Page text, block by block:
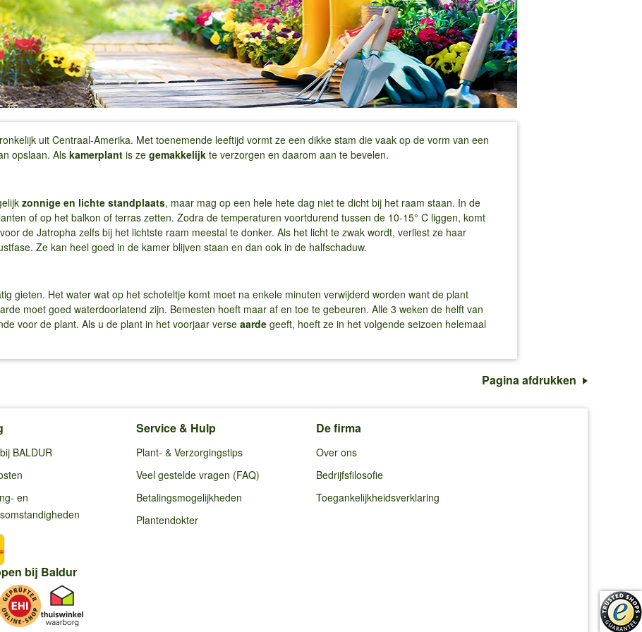
uit Centraal-Amerika. Met toenemende leeftijd vormt ze een dikke stam die vaak op de vorm van een
opslaan. Alskamerplantis ze gemakkelijkte verzorgen en daarom aan te bevelen.
zonnige en lichte standplaats, maar mag op een hele hete dag niet te dicht bij het raam staan. In de
of op het balkon of terras zetten. Zodra de temperaturen voortdurend tussen de 10-15° C liggen, komt
de Jatropha zelfs bij het lichtste raam meestal te donker. Als het licht te zwak wordt, verliest ze haar
Ze kan heel goed in de kamer blijven staan en dan ook in de halfschaduw.
gieten. Het water wat op het schoteltje komt moet na enkele minuten verwijderd worden want de plant
moet goed waterdoorlatend zijn. Bemesten hoeft maar af en toe te gebeuren. Alle 3 weken de helft van
voor de plant. Als u de plant in het voorjaar verse aardegeeft, hoeft ze in het volgende seizoen helemaal
Pagina afdrukken
BALDUR
en
Service & Hulp
Plant- & Verzorgingstips
Veel gestelde vragen (FAQ)
Betalingsmogelijkheden
Plantendokter
De firma
Over ons
Bedrijfsfilosofie
Toegankelijkheidsverklaring
bij Baldur